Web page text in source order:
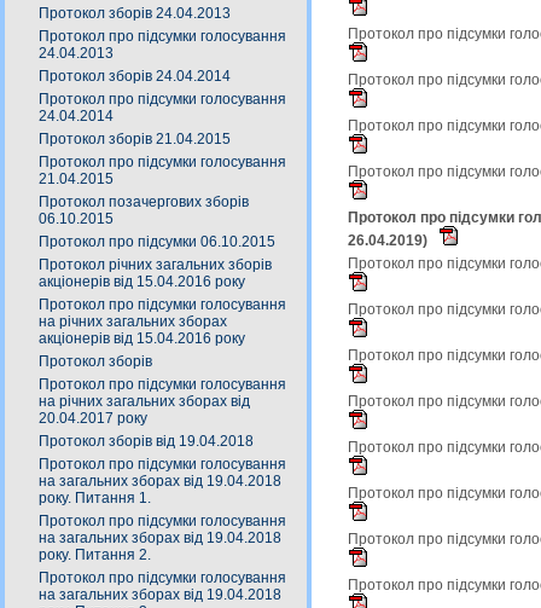
Протокол зборів 24.04.2013
Протокол про підсумки голосування
24.04.2013
Протокол зборів 24.04.2014
Протокол про підсумки голосування
24.04.2014
Протокол зборів 21.04.2015
Протокол про підсумки голосування
21.04.2015
Протокол позачергових зборів
06.10.2015
Протокол про підсумки 06.10.2015
Протокол річних загальних зборів
акціонерів від 15.04.2016 року
Протокол про підсумки голосування
на річних загальних зборах
акціонерів від 15.04.2016 року
Протокол зборів
Протокол про підсумки голосування
на річних загальних зборах від
20.04.2017 року
Протокол зборів від 19.04.2018
Протокол про підсумки голосування
на загальних зборах від 19.04.2018
року. Питання 1.
Протокол про підсумки голосування
на загальних зборах від 19.04.2018
року. Питання 2.
Протокол про підсумки голосування
на загальних зборах від 19.04.2018
Протокол про підсумки
Протокол про підсумки
Протокол про підсумки
Протокол про підсумки
Протокол про підсумки
26.04.2019)
Протокол про підсумки
Протокол про підсумки
Протокол про підсумки
Протокол про підсумки
Протокол про підсумки
Протокол про підсумки
Протокол про підсумки
Протокол про підсумки